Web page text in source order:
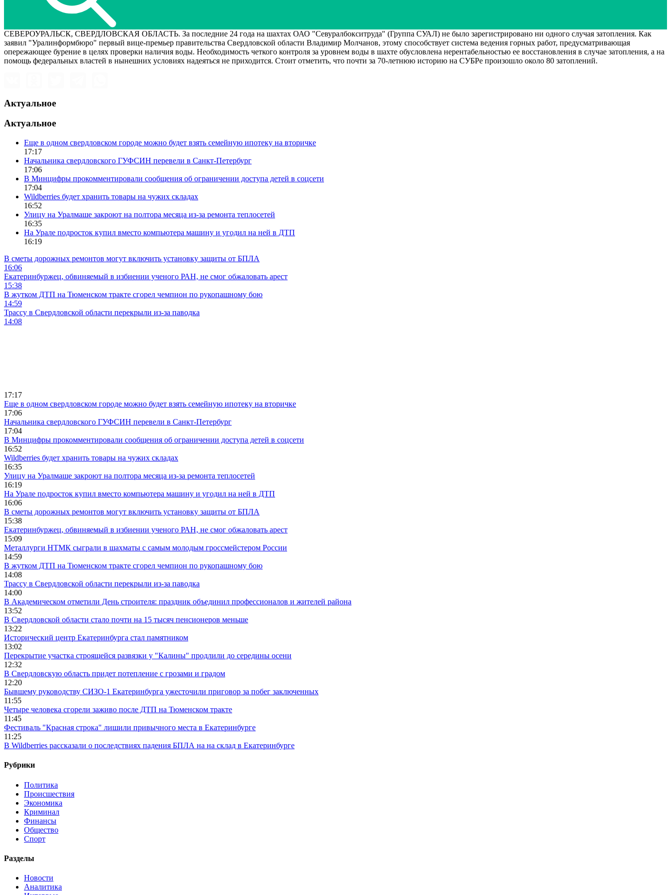
СЕВЕРОУРАЛЬСК, СВЕРДЛОВСКАЯ ОБЛАСТЬ. За последние 24 года на шахтах ОАО "Севуралбокситруда" (Группа СУАЛ) не было зарегистрировано ни одного случая затопления. Как
заявил "Уралинформбюро" первый вице-премьер правительства Свердловской области Владимир Молчанов, этому способствует система ведения горных работ, предусматривающая
опережающее бурение в целях проверки наличия воды. Необходимость четкого контроля за уровнем воды в шахте обусловлена нерентабельностью ее восстановления в случае затопления, а на
помощь федеральных властей в нынешних условиях надеяться не приходится. Стоит отметить, что почти за 70-летнюю историю на СУБРе произошло около 80 затоплений.
Актуальное
Актуальное
Еще в одном свердловском городе можно будет взять семейную ипотеку на вторичке
17:17
Начальника свердловского ГУФСИН перевели в Санкт-Петербург
17:06
В Минцифры прокомментировали сообщения об ограничении доступа детей в соцсети
17:04
Wildberries будет хранить товары на чужих складах
16:52
Улицу на Уралмаше закроют на полтора месяца из-за ремонта теплосетей
16:35
На Урале подросток купил вместо компьютера машину и угодил на ней в ДТП
16:19
В сметы дорожных ремонтов могут включить установку защиты от БПЛА
16:06
Екатеринбуржец, обвиняемый в избиении ученого РАН, не смог обжаловать арест
15:38
В жутком ДТП на Тюменском тракте сгорел чемпион по рукопашному бою
14:59
Трассу в Свердловской области перекрыли из-за паводка
14:08
17:17
Еще в одном свердловском городе можно будет взять семейную ипотеку на вторичке
17:06
Начальника свердловского ГУФСИН перевели в Санкт-Петербург
17:04
В Минцифры прокомментировали сообщения об ограничении доступа детей в соцсети
16:52
Wildberries будет хранить товары на чужих складах
16:35
Улицу на Уралмаше закроют на полтора месяца из-за ремонта теплосетей
16:19
На Урале подросток купил вместо компьютера машину и угодил на ней в ДТП
16:06
В сметы дорожных ремонтов могут включить установку защиты от БПЛА
15:38
Екатеринбуржец, обвиняемый в избиении ученого РАН, не смог обжаловать арест
15:09
Металлурги НТМК сыграли в шахматы с самым молодым гроссмейстером России
14:59
В жутком ДТП на Тюменском тракте сгорел чемпион по рукопашному бою
14:08
Трассу в Свердловской области перекрыли из-за паводка
14:00
В Академическом отметили День строителя: праздник объединил профессионалов и жителей района
13:52
В Свердловской области стало почти на 15 тысяч пенсионеров меньше
13:22
Исторический центр Екатеринбурга стал памятником
13:02
Перекрытие участка строящейся развязки у "Калины" продлили до середины осени
12:32
В Свердловскую область придет потепление с грозами и градом
12:20
Бывшему руководству СИЗО-1 Екатеринбурга ужесточили приговор за побег заключенных
11:55
Четыре человека сгорели заживо после ДТП на Тюменском тракте
11:45
Фестиваль "Красная строка" лишили привычного места в Екатеринбурге
11:25
В Wildberries рассказали о последствиях падения БПЛА на на склад в Екатеринбурге
Рубрики
Политика
Происшествия
Экономика
Криминал
Финансы
Общество
Спорт
Разделы
Новости
Аналитика